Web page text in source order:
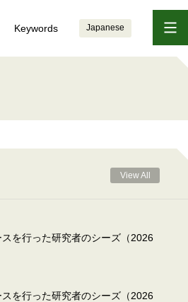
Keywords Japanese
View All
を行った研究者のシーズ（2026
を行った研究者のシーズ（2026